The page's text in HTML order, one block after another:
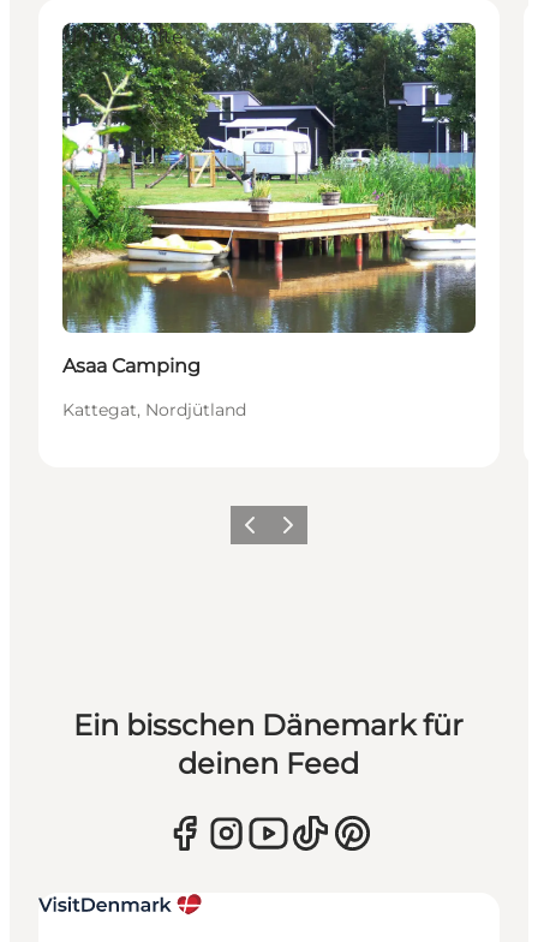
Unterkünfte
Asaa Camping
Kattegat, Nordjütland
ZurückWeiter
Ein bisschen Dänemark für
deinen Feed